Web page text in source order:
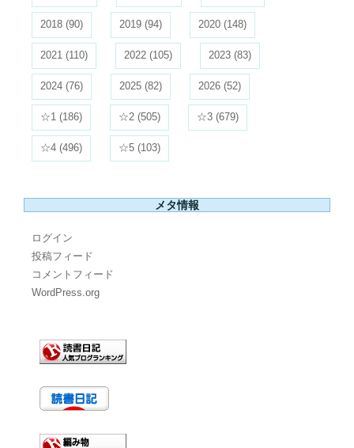
2018 (90) 2019 (94) 2020 (148)
2021 (110) 2022 (105) 2023 (83)
2024 (76) 2025 (82) 2026 (52)
☆1 (186) ☆2 (505) ☆3 (679)
☆4 (496) ☆5 (103)
メタ情報
ログイン
投稿フィード
コメントフィード
WordPress.org